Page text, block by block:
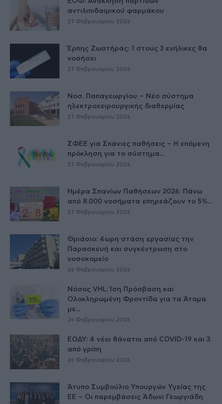
αντιλιπιδαιμικού φαρμάκου
27 Φεβρουαρίου 2026
Έρπης Ζωστήρας: 1 στους 3 ενήλικες θα
νοσήσει
27 Φεβρουαρίου 2026
Νοσ. Παπαγεωργίου – Νέο σύστημα
ηλεκτροχειρουργικής διαθερμίας
27 Φεβρουαρίου 2026
ΣΦΕΕ για Σπάνιες παθήσεις – Η επόμενη
πρόκληση για το σύστημα...
27 Φεβρουαρίου 2026
Ημέρα Σπανίων Παθήσεων 2026: Πάνω
από 8.000 νοσήματα επηρεάζουν το 5%...
27 Φεβρουαρίου 2026
Θριάσιο: 4ωρη στάση εργασίας την
Παρασκευή και συγκέντρωση στο
νοσοκομείο
26 Φεβρουαρίου 2026
Νόσος VHL: Ίση Πρόσβαση και
Ολοκληρωμένη Φροντίδα για τα Άτομα
με...
26 Φεβρουαρίου 2026
ΕΟΔΥ: 4 νέοι θάνατοι από COVID-19 και 3
από γρίπη
26 Φεβρουαρίου 2026
Άτυπο Συμβούλιο Υπουργών Υγείας της
ΕE – Οι παρεμβάσεις Άδωνι Γεωργιάδη